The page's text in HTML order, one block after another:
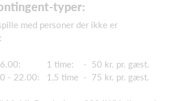
typer:
med personer der ikke er
16.00: 1 time: - 50 kr. pr. gæst.
- 22.00: 1,5 time - 75 kr. pr. gæst.